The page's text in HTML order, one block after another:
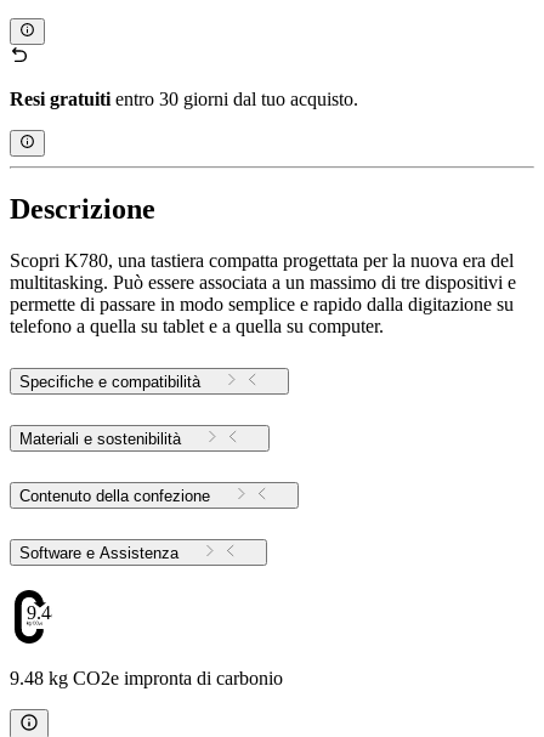
Resi gratuiti entro 30 giorni dal tuo acquisto.
Descrizione
Scopri K780, una tastiera compatta progettata per la nuova era del
multitasking. Può essere associata a un massimo di tre dispositivi e
permette di passare in modo semplice e rapido dalla digitazione su
telefono a quella su tablet e a quella su computer.
Specifiche e compatibilità
Materiali e sostenibilità
Contenuto della confezione
Software e Assistenza
9.48
9.48 kg CO2e impronta di carbonio